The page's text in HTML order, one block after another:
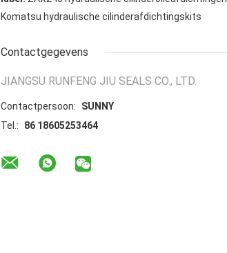
Komatsu hydraulische cilinderafdichtingskits
Contactgegevens
JIANGSU RUNFENG JIU SEALS CO., LTD.
Contactpersoon:
SUNNY
Tel.:
86 18605253464